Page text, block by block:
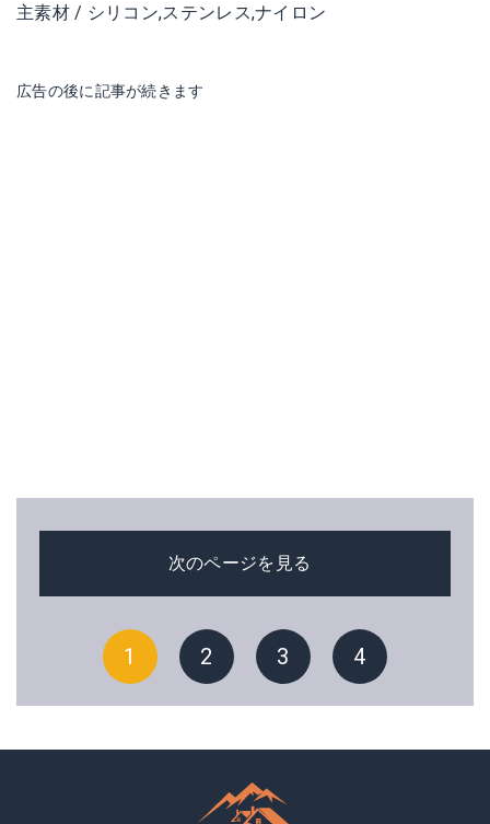
主素材 / シリコン,ステンレス,ナイロン
広告の後に記事が続きます
次のページを見る
1 2 3 4